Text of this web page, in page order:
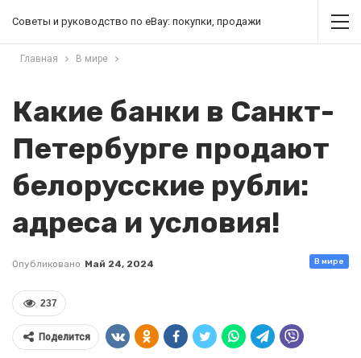
Советы и руководство по eBay: покупки, продажи
Главная В мире
Какие банки в Санкт-
Петербурге продают
белорусские рубли:
адреса и условия!
В мире
Опубликовано Май 24, 2024
237
Поделится